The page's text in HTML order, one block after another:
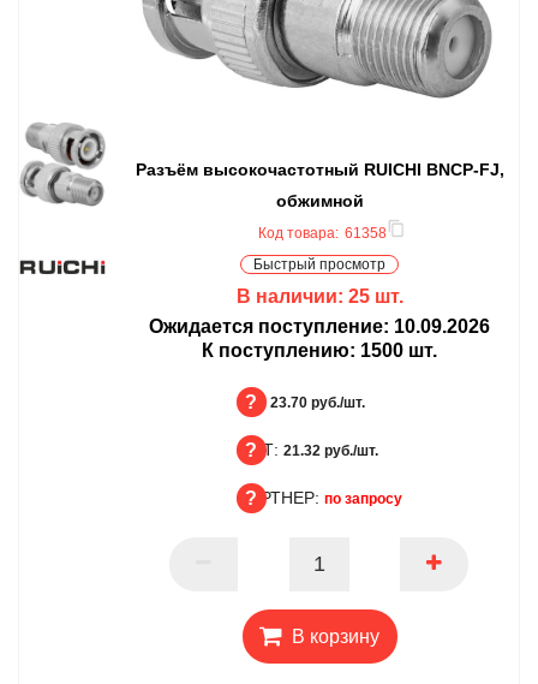
Разъём высокочастотный RUICHI BNCP-FJ,
обжимной
Код товара: 61358
Быстрый просмотр
В наличии: 25шт.
Ожидается поступление: 10.09.2026
К поступлению: 1500 шт.
БЦ: 23.70 руб./шт.
ОПТ: 21.32 руб./шт.
ПАРТНЕР: по запросу
В корзину